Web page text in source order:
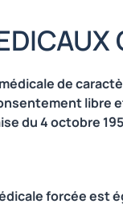
de
libre
du 4 octobre
forcée est